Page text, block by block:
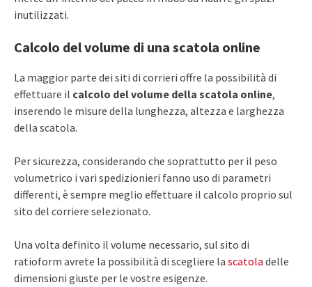
inutilizzati.
Calcolo del volume di una scatola online
La maggior parte dei siti di corrieri offre la possibilità di
effettuare il calcolo del volume della scatola online,
inserendo le misure della lunghezza, altezza e larghezza
della scatola.
Per sicurezza, considerando che soprattutto per il peso
volumetrico i vari spedizionieri fanno uso di parametri
differenti, è sempre meglio effettuare il calcolo proprio sul
sito del corriere selezionato.
Una volta definito il volume necessario, sul sito di
ratioform avrete la possibilità di scegliere la scatola delle
dimensioni giuste per le vostre esigenze.